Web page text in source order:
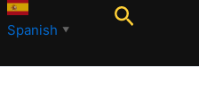
Spanish ▼
Buscar